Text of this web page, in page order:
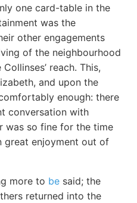
one card-table in the
was the
other engagements
of the neighbourhood
reach. This,
and upon the
enough: there
conversation with
was so fine for the time
great enjoyment out of
more to be said; the
returned into the